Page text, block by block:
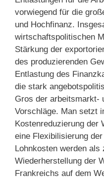
vorwiegend für die
und Hochfinanz.
wirtschaftspolitischen
Stärkung der
des produzierenden
Entlastung des
die stark
Gros der arbeitsmarkt-
Vorschläge. Man setzt
Kostenreduzierung der
eine Flexibilisierung
Lohnkosten werden
Wiederherstellung der
Frankreichs auf dem